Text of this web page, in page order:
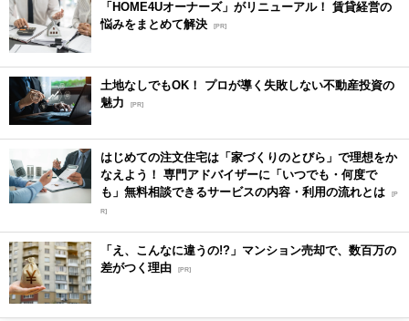
「HOME4Uオーナーズ」がリニューアル！ 賃貸経営の
悩みをまとめて解決 [PR]
土地なしでもOK！ プロが導く失敗しない不動産投資の
魅力
[PR]
はじめての注文住宅は「家づくりのとびら」で理想をか
なえよう！ 専門アドバイザーに「いつでも・何度で
も」無料相談できるサービスの内容・利用の流れとは [P
R]
「え、こんなに違うの!?」マンション売却で、数百万の
差がつく理由 [PR]